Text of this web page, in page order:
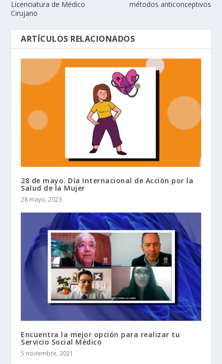
Licenciatura de Médico
Cirujano
métodos anticonceptivos
ARTÍCULOS RELACIONADOS
28 de mayo. Día Internacional de Acción por la
Salud de la Mujer
28 mayo, 2023
Encuentra la mejor opción para realizar tu
Servicio Social Médico
5 noviembre, 2021